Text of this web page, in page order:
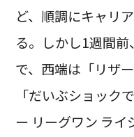
ど、順調にキャリ
る。しかし1週間
で、西端は「リザ
「だいぶショック
ー リーグワン ラ